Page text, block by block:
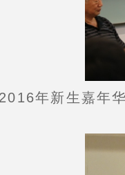
2016年新生嘉年